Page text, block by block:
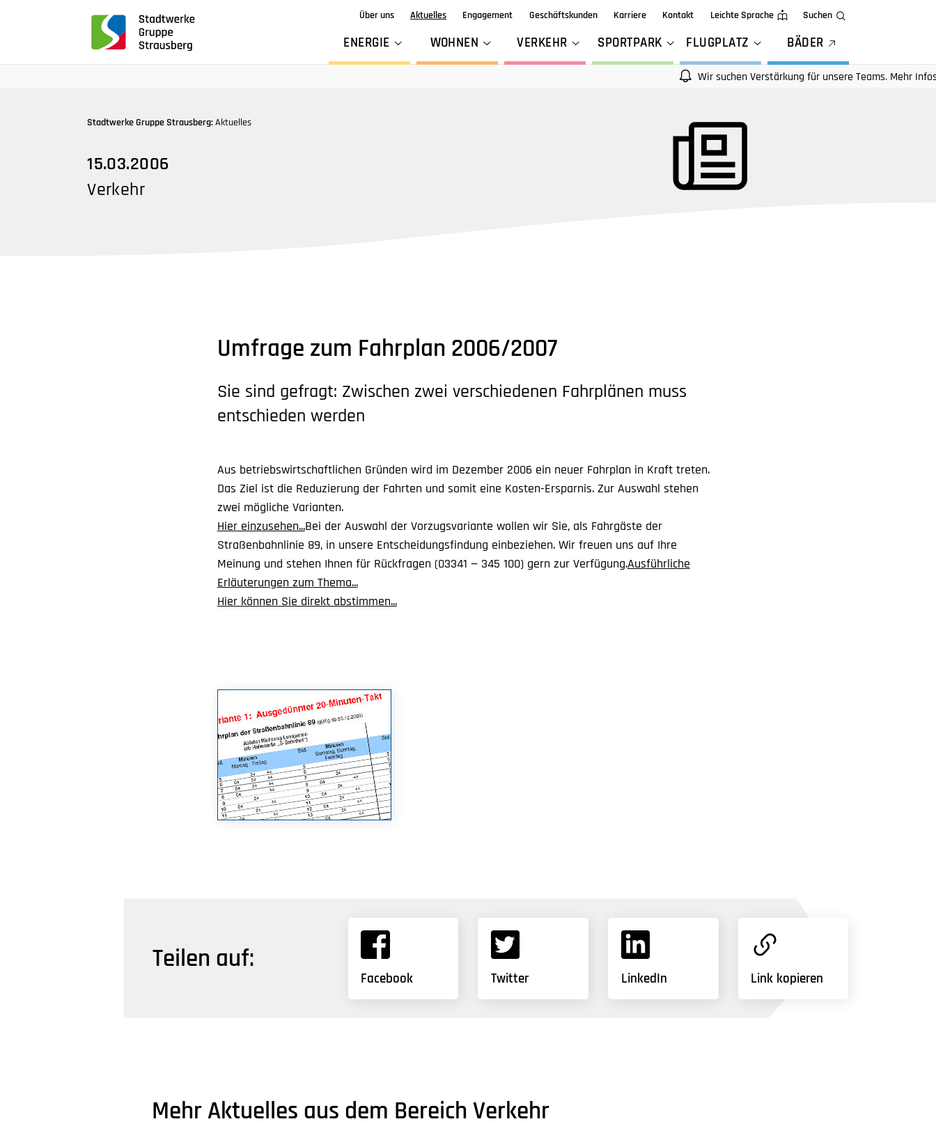
Navigation
Tabulatorentaste:
Über uns Aktuelles Engagement Geschäftskunden Karriere Kontakt Leichte Sprache Suchen
ENERGIE WOHNEN VERKEHR SPORTPARK FLUGPLATZ BÄDER
Wir suchen Verstärkung für unsere Teams. Mehr Infos auf
Stadtwerke Gruppe Strausberg:Aktuelles
15.03.2006
Verkehr
Umfrage zum Fahrplan 2006/2007
Sie sind gefragt: Zwischen zwei verschiedenen Fahrplänen muss
entschieden werden
Aus betriebswirtschaftlichen Gründen wird im Dezember 2006 ein neuer Fahrplan in Kraft treten.
Das Ziel ist die Reduzierung der Fahrten und somit eine Kosten-Ersparnis. Zur Auswahl stehen
zwei mögliche Varianten.
Hier einzusehen...Bei der Auswahl der Vorzugsvariante wollen wir Sie, als Fahrgäste der
Straßenbahnlinie 89, in unsere Entscheidungsfindung einbeziehen. Wir freuen uns auf Ihre
Meinung und stehen Ihnen für Rückfragen (03341 — 345 100) gern zur Verfügung.Ausführliche
Erläuterungen zum Thema...
Hier können Sie direkt abstimmen...
Teilen auf:
Facebook Twitter LinkedIn Link kopieren
Mehr Aktuelles aus dem Bereich Verkehr